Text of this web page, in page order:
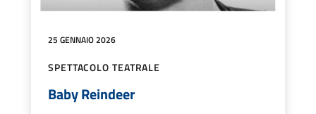
25 GENNAIO 2026
SPETTACOLO TEATRALE
Baby Reindeer